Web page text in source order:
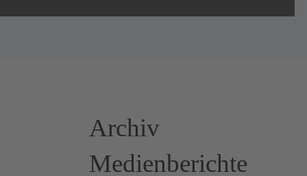
Archiv
Medienberichte